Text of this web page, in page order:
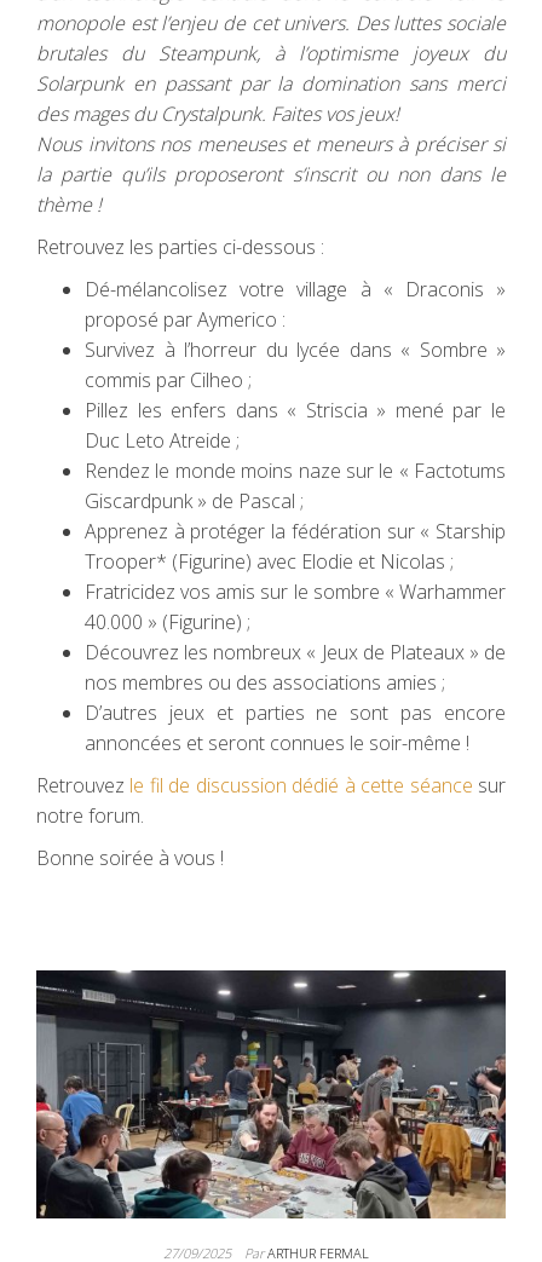
monopole est l’enjeu de cet univers. Des luttes sociale
brutales du Steampunk, à l’optimisme joyeux du
Solarpunk en passant par la domination sans merci
des mages du Crystalpunk. Faites vos jeux!
Nous invitons nos meneuses et meneurs à préciser si
la partie qu’ils proposeront s’inscrit ou non dans le
thème !
Retrouvez les parties ci-dessous :
Dé-mélancolisez votre village à « Draconis »
proposé par Aymerico :
Survivez à l’horreur du lycée dans « Sombre »
commis par Cilheo ;
Pillez les enfers dans « Striscia » mené par le
Duc Leto Atreide ;
Rendez le monde moins naze sur le « Factotums
Giscardpunk » de Pascal ;
Apprenez à protéger la fédération sur « Starship
Trooper* (Figurine) avec Elodie et Nicolas ;
Fratricidez vos amis sur le sombre « Warhammer
40.000 » (Figurine) ;
Découvrez les nombreux « Jeux de Plateaux » de
nos membres ou des associations amies ;
D’autres jeux et parties ne sont pas encore
annoncées et seront connues le soir-même !
Retrouvez le fil de discussion dédié à cette séance sur
notre forum.
Bonne soirée à vous !
27/09/2025 ParARTHUR FERMAL